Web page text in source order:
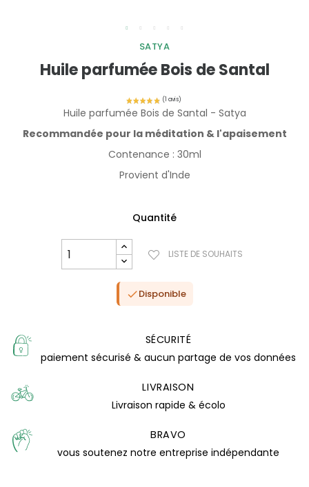
SATYA
Huile parfumée Bois de Santal
Huile parfumée Bois de Santal - Satya
Recommandée pour la méditation & l'apaisement
Contenance : 30ml
Provient d'Inde
Quantité
LISTE DE SOUHAITS
Disponible
SÉCURITÉ
paiement sécurisé & aucun partage de vos données
LIVRAISON
Livraison rapide & écolo
BRAVO
vous soutenez notre entreprise indépendante